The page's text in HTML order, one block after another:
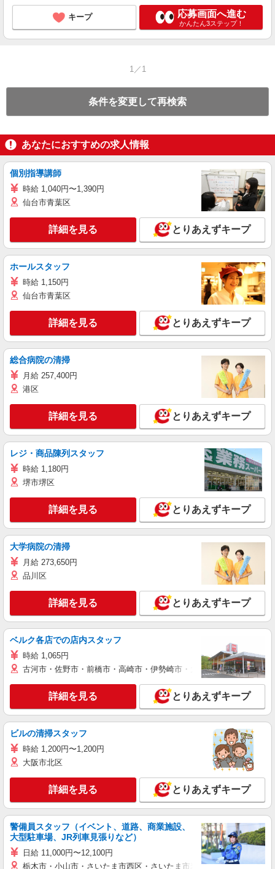
キープ 応募画面へ進む
かんたん3ステップ！
1／1
条件を変更して再検索
あなたにおすすめの求人情報
個別指導講師
時給 1,040円〜1,390円
仙台市青葉区
詳細を見る とりあえずキープ
ホールスタッフ
時給 1,150円
仙台市青葉区
詳細を見る とりあえずキープ
総合病院の清掃
月給 257,400円
港区
詳細を見る とりあえずキープ
レジ・商品陳列スタッフ
時給 1,180円
堺市堺区
詳細を見る とりあえずキープ
大学病院の清掃
月給 273,650円
品川区
詳細を見る とりあえずキープ
ベルク各店での店内スタッフ
時給 1,065円
古河市・佐野市・前橋市・高崎市・伊勢崎市・太田市・館林市・藤
詳細を見る とりあえずキープ
ビルの清掃スタッフ
時給 1,200円〜1,200円
大阪市北区
詳細を見る とりあえずキープ
警備員スタッフ（イベント、道路、商業施設、
大型駐車場、JR列車見張りなど）
日給 11,000円〜12,100円
栃木市・小山市・さいたま市西区・さいたま市岩槻区・久喜市・蓮田